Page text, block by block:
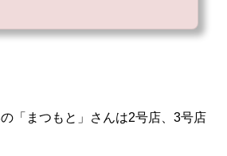
「まつもと」さんは2号店、3号店